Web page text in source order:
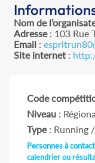
Nom de
Adresse: 103 Rue
Email :
Site internet :
Code
Niveau :
Type: Running
Personnes à
calendrier ou